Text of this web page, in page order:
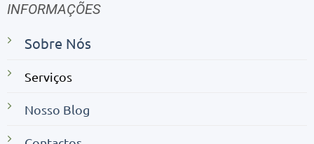
INFORMAÇÕES
Sobre Nós
Serviços
Nosso Blog